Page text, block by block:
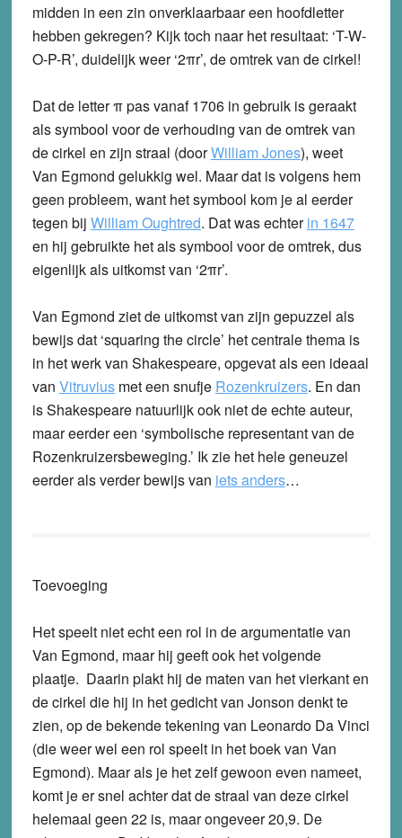
midden in een zin onverklaarbaar een hoofdletter
hebben gekregen? Kijk toch naar het resultaat: ‘T-W-
O-P-R’, duidelijk weer ‘2πr’, de omtrek van de cirkel!
Dat de letterπ pas vanaf 1706 in gebruik is geraakt
als symbool voor de verhouding van de omtrek van
de cirkel en zijn straal (doorWilliam Jones), weet
Van Egmond gelukkig wel. Maar dat is volgens hem
geen probleem, want het symbool kom je al eerder
tegen bij William Oughtred. Dat was echterin 1647
en hij gebruikte het als symbool voor de omtrek, dus
eigenlijk als uitkomst van ‘2πr’.
Van Egmond ziet de uitkomst van zijn gepuzzel als
bewijs dat ‘squaring the circle’ het centrale thema is
in het werk van Shakespeare, opgevat als een ideaal
van Vitruviusmet een snufje Rozenkruizers. En dan
is Shakespeare natuurlijk ook niet de echte auteur,
maar eerder een ‘symbolische representant van de
Rozenkruizersbeweging.’ Ik zie het hele geneuzel
eerder als verder bewijs van iets anders…
Toevoeging
Het speelt niet echt een rol in de argumentatie van
Van Egmond, maar hij geeft ook het volgende
plaatje. Daarin plakt hij de maten van het vierkant en
de cirkel die hij in het gedicht van Jonson denkt te
zien, op de bekende tekening van Leonardo Da Vinci
(die weer wel een rol speelt in het boek van Van
Egmond). Maar als je het zelf gewoon even nameet,
komt je er snel achter dat de straal van deze cirkel
helemaal geen 22 is, maar ongeveer 20,9. De